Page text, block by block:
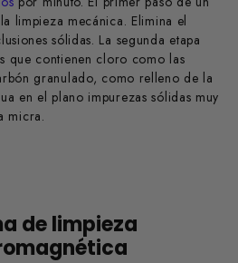
limpieza mecánica. Elimina el
sólidas. La segunda etapa
que contienen cloro como las
granulado, como relleno de la
en el plano impurezas sólidas muy
micra.
de limpieza